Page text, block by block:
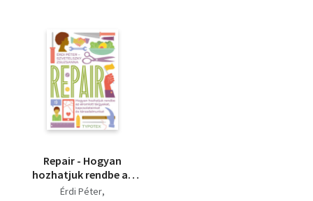
Repair - Hogyan
hozhatjuk rendbe az
elromlott tárgyakat,
Érdi Péter